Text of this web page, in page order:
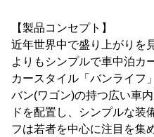
【製品コンセプト】
近年世界中で盛り上がりを
よりもシンプルで車中泊カ
カースタイル「バンライフ
バン(ワゴン)の持つ広い車
ドを配置し、シンプルな装
フは若者を中心に注目を集